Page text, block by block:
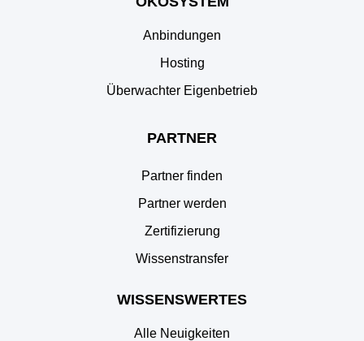
Anbindungen
Hosting
Überwachter Eigenbetrieb
PARTNER
Partner finden
Partner werden
Zertifizierung
Wissenstransfer
WISSENSWERTES
Alle Neuigkeiten